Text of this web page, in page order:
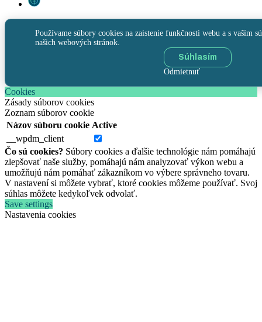
Používame súbory cookies na zaistenie funkčnosti webu a s vaším
našich webových stránok.
Súhlasím
Odmietnuť
Cookies
Zásady súborov cookies
Zoznam súborov cookie
Názov súboru cookie Active
__wpdm_client
Čo sú cookies? Súbory cookies a ďalšie technológie nám pomáhajú
zlepšovať naše služby, pomáhajú nám analyzovať výkon webu a
umožňujú nám pomáhať zákazníkom vo výbere správneho tovaru.
V nastavení si môžete vybrať, ktoré cookies môžeme používať. Svoj
súhlas môžete kedykoľvek odvolať.
Save settings
Nastavenia cookies